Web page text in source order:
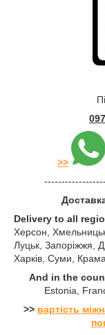
>>
Delivery to all
Херсон,
Луцьк, Запоріжжя,
Харків, Суми,
And in the
Estonia,
>> вартість